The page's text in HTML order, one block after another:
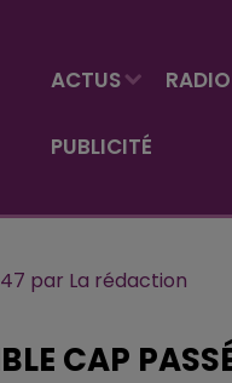
ACTUS RADIO
PUBLICITÉ
par La rédaction
CAP